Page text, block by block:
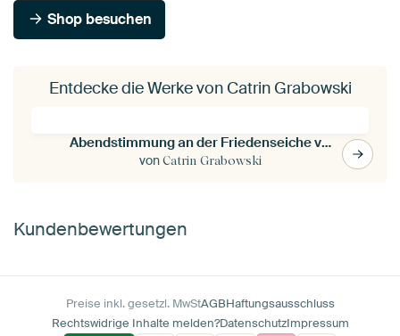
Shop besuchen
Entdecke die Werke von Catrin Grabowski
Abendstimmung an der Friedenseiche von Hombressen im Reinhardswald
vonCatrin Grabowski
Kundenbewertungen
Preise inkl. gesetzl. MwStAGBHaftungsausschluss
Rechtswidrige Inhalte melden?DatenschutzImpressum